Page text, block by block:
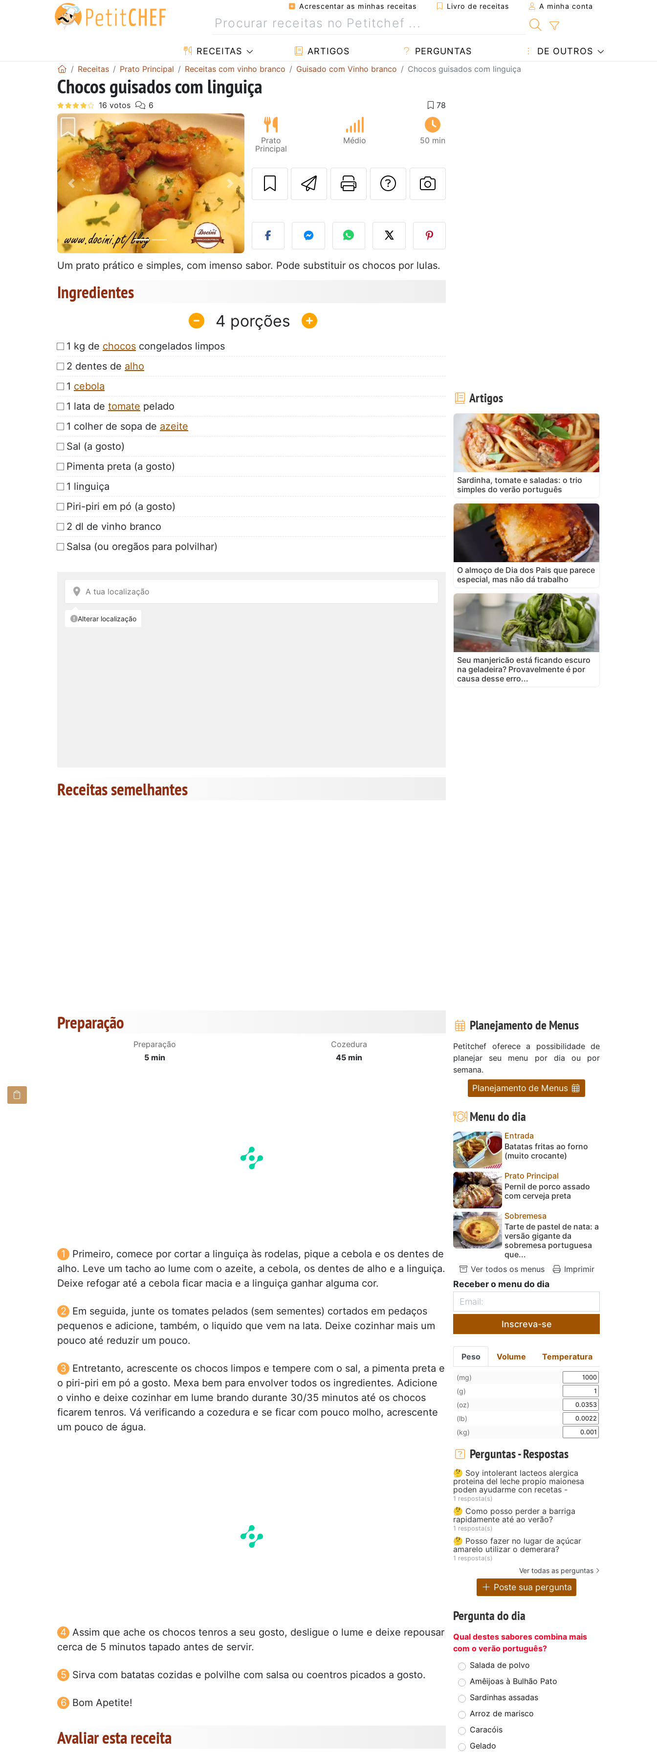
Acrescentar as minhas receitas Livro de receitas A minha conta
RECEITAS ARTIGOS PERGUNTAS DE OUTROS
Receitas Prato Principal Receitas com vinho branco Guisado com Vinho branco Chocos guisados com linguiça
Chocos guisados com linguiça
Anterior Next
Prato
Principal
Médio 50 min
Enviar esta receita a um amigo
Imprima esta página
Falar com o autor da receita
Fez esta receita? Compartilhe
Um prato prático e simples, com imenso sabor. Pode substituir os chocos por lulas.
Ingredientes
4
1 kg de chocos congelados limpos
2 dentes de alho
1 cebola
1 lata de tomate pelado
1 colher de sopa de azeite
Sal (a gosto)
Pimenta preta (a gosto)
1 linguiça
Piri-piri em pó (a gosto)
2 dl de vinho branco
Salsa (ou oregãos para polvilhar)
Receitas semelhantes
Preparação
Preparação
5 min
Cozedura
45 min
Primeiro, comece por cortar a linguiça às rodelas, pique a cebola e os dentes de
alho. Leve um tacho ao lume com o azeite, a cebola, os dentes de alho e a linguiça.
Deixe refogar até a cebola ficar macia e a linguiça ganhar alguma cor.
Em seguida, junte os tomates pelados (sem sementes) cortados em pedaços
pequenos e adicione, também, o liquido que vem na lata. Deixe cozinhar mais um
pouco até reduzir um pouco.
Entretanto, acrescente os chocos limpos e tempere com o sal, a pimenta preta e
o piri-piri em pó a gosto. Mexa bem para envolver todos os ingredientes. Adicione
o vinho e deixe cozinhar em lume brando durante 30/35 minutos até os chocos
ficarem tenros. Vá verificando a cozedura e se ficar com pouco molho, acrescente
um pouco de água.
Assim que ache os chocos tenros a seu gosto, desligue o lume e deixe repousar
cerca de 5 minutos tapado antes de servir.
Sirva com batatas cozidas e polvilhe com salsa ou coentros picados a gosto.
Bom Apetite!
Avaliar esta receita
Artigos
Sardinha, tomate e saladas: o trio
simples do verão português
O almoço de Dia dos Pais que parece
especial, mas não dá trabalho
Seu manjericão está ficando escuro
na geladeira? Provavelmente é por
causa desse erro...
Planejamento de Menus
Petitchef oferece a possibilidade de
planejar seu menu por dia ou por
semana.
Planejamento de Menus
Menu do dia
Entrada
Batatas fritas ao forno
(muito crocante)
Prato Principal
Pernil de porco assado
com cerveja preta
Sobremesa
Tarte de pastel de nata: a
versão gigante da
sobremesa portuguesa
que...
Ver todos os menus
Imprimir
Receber o menu do dia
Inscreva-se
Peso Volume Temperatura
(mg)
(g)
(oz)
(lb)
(kg)
Perguntas - Respostas
🤔 Soy intolerant lacteos alergica
proteina del leche propio maionesa
poden ayudarme con recetas -
1 resposta(s)
🤔 Como posso perder a barriga
rapidamente até ao verão?
1 resposta(s)
🤔 Posso fazer no lugar de açúcar
amarelo utilizar o demerara?
1 resposta(s)
Ver todas as perguntas
Poste sua pergunta
Pergunta do dia
Qual destes sabores combina mais
com o verão português?
Salada de polvo
Amêijoas à Bulhão Pato
Sardinhas assadas
Arroz de marisco
Caracóis
Gelado